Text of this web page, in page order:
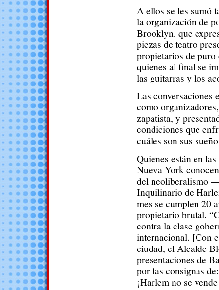
A ellos se les sumó
la organización de
Brooklyn, que
piezas de teatro
propietarios de puro
quienes al final se
las guitarras y los
Las conversaciones
como
zapatista, y
condiciones que
cuáles son sus
Quienes están en
Nueva York
del neoliberalismo
Inquilinario de
mes se cumplen 20
propietario brutal.
contra la clase
internacional. [Con
ciudad, el Alcalde
presentaciones de
por las consignas
¡Harlem no se